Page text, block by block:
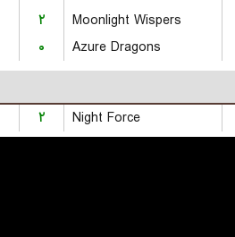
۲ Moonlight Wispers
۰ Azure Dragons
۲ Night Force